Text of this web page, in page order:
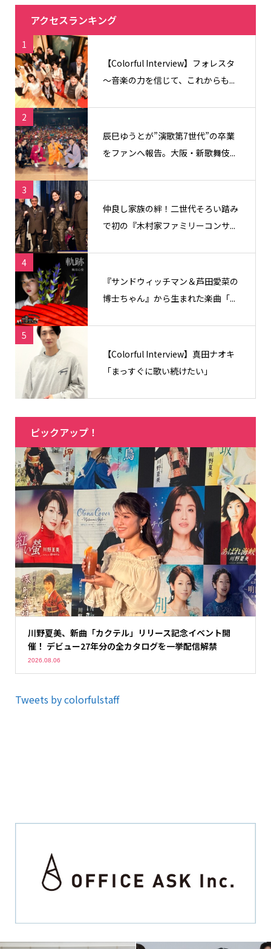
アクセスランキング
1
【Colorful Interview】フォレスタ
〜音楽の力を信じて、これからも...
2
辰巳ゆうとが”演歌第7世代”の卒業
をファンへ報告。大阪・新歌舞伎...
3
仲良し家族の絆！二世代そろい踏み
で初の『木村家ファミリーコンサ...
4
『サンドウィッチマン＆芦田愛菜の
博士ちゃん』から生まれた楽曲「...
5
【Colorful Interview】真田ナオキ
「まっすぐに歌い続けたい」
ピックアップ！
川野夏美、新曲「カクテル」リリース記念イベント開
催！ デビュー27年分の全カタログを一挙配信解禁
2026.08.06
Tweets by colorfulstaff